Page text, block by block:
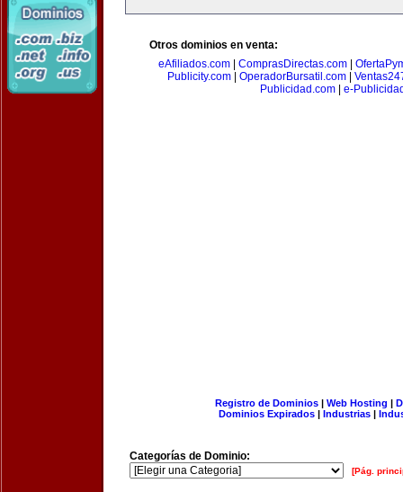
Otros dominios en venta:
eAfiliados.com| ComprasDirectas.com|
Publicity.com
OperadorBursatil.com
Publicidad.com| e-
Registro de Dominios| Web Hosting |
Dominios Expirados | Industrias |
Categorías de Dominio:
[Pág.